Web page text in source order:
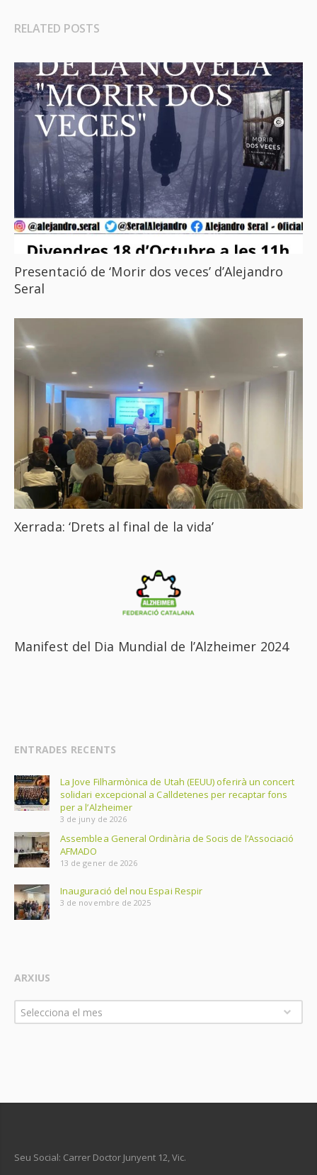
RELATED POSTS
Presentació de ‘Morir dos veces’ d’Alejandro
Seral
Xerrada: ‘Drets al final de la vida’
Manifest del Dia Mundial de l’Alzheimer 2024
ENTRADES RECENTS
La Jove Filharmònica de Utah (EEUU) oferirà un concert
solidari excepcional a Calldetenes per recaptar fons
per a l’Alzheimer
3 de juny de 2026
Assemblea General Ordinària de Socis de l’Associació
AFMADO
13 de gener de 2026
Inauguració del nou Espai Respir
3 de novembre de 2025
ARXIUS
Arxius
Selecciona el mes
Seu Social: Carrer Doctor Junyent 12, Vic.